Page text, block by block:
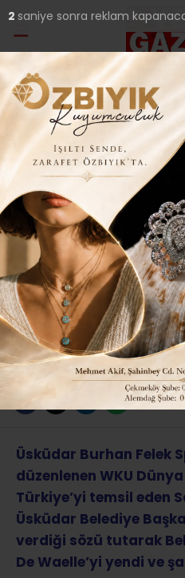
Ana Sayfa›İLÇELERDEN HABERLER
BAŞKAN
GELDİ..
Giriş: 26-04-2016 00:48
269 İLÇELERDEN HABERLER
Üsküdar Burhan Felek
düzenlenen WKU
Türkiye’yi temsil eden
Üsküdar Belediye
verdiği sözü tutarak
De Waelle’yi yendi ve
1 saniye sonra reklam